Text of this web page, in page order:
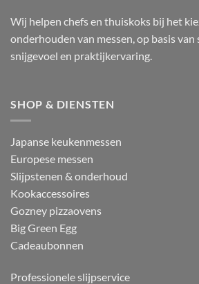
Wij helpen chefs en thuiskoks bij het
onderhouden van messen, op basis van
snijgevoel en praktijkervaring.
SHOP & DIENSTEN
Japanse keukenmessen
Europese messen
Slijpstenen & onderhoud
Kookaccessoires
Gozney pizzaovens
Big Green Egg
Cadeaubonnen
Professionele slijpservice